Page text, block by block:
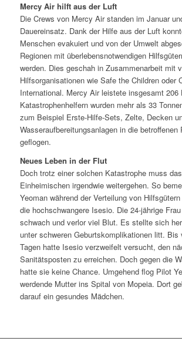
Mercy Air hilft aus der Luft
Die Crews von Mercy Air standen im Januar
Dauereinsatz. Dank der Hilfe aus der Luft
Menschen evakuiert und von der Umwelt
Regionen mit überlebensnotwendigen
werden. Dies geschah in Zusammenarbeit mit
Hilfsorganisationen wie Safe the Children oder
International. Mercy Air leistete insgesamt 206
Katastrophenhelfern wurden mehr als 33
zum Beispiel Erste-Hilfe-Sets, Zelte, Decken
Wasseraufbereitungsanlagen in die betroffenen
geflogen.
Neues Leben in der Flut
Doch trotz einer solchen Katastrophe muss
Einheimischen irgendwie weitergehen. So
Yeoman während der Verteilung von
die hochschwangere Isesio. Die 24-jährige
schwach und verlor viel Blut. Es stellte sich
unter schweren Geburtskomplikationen litt. Bis
Tagen hatte Isesio verzweifelt versucht, den
Sanitätsposten zu erreichen. Doch gegen die
hatte sie keine Chance. Umgehend flog Pilot
werdende Mutter ins Spital von Mopeia. Dort
darauf ein gesundes Mädchen.